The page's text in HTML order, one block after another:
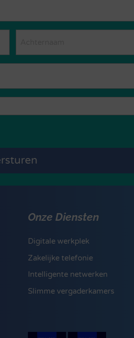
Achternaam
Onze Diensten
Digitale werkplek
Zakelijke telefonie
Intelligente netwerken
Slimme vergaderkamers